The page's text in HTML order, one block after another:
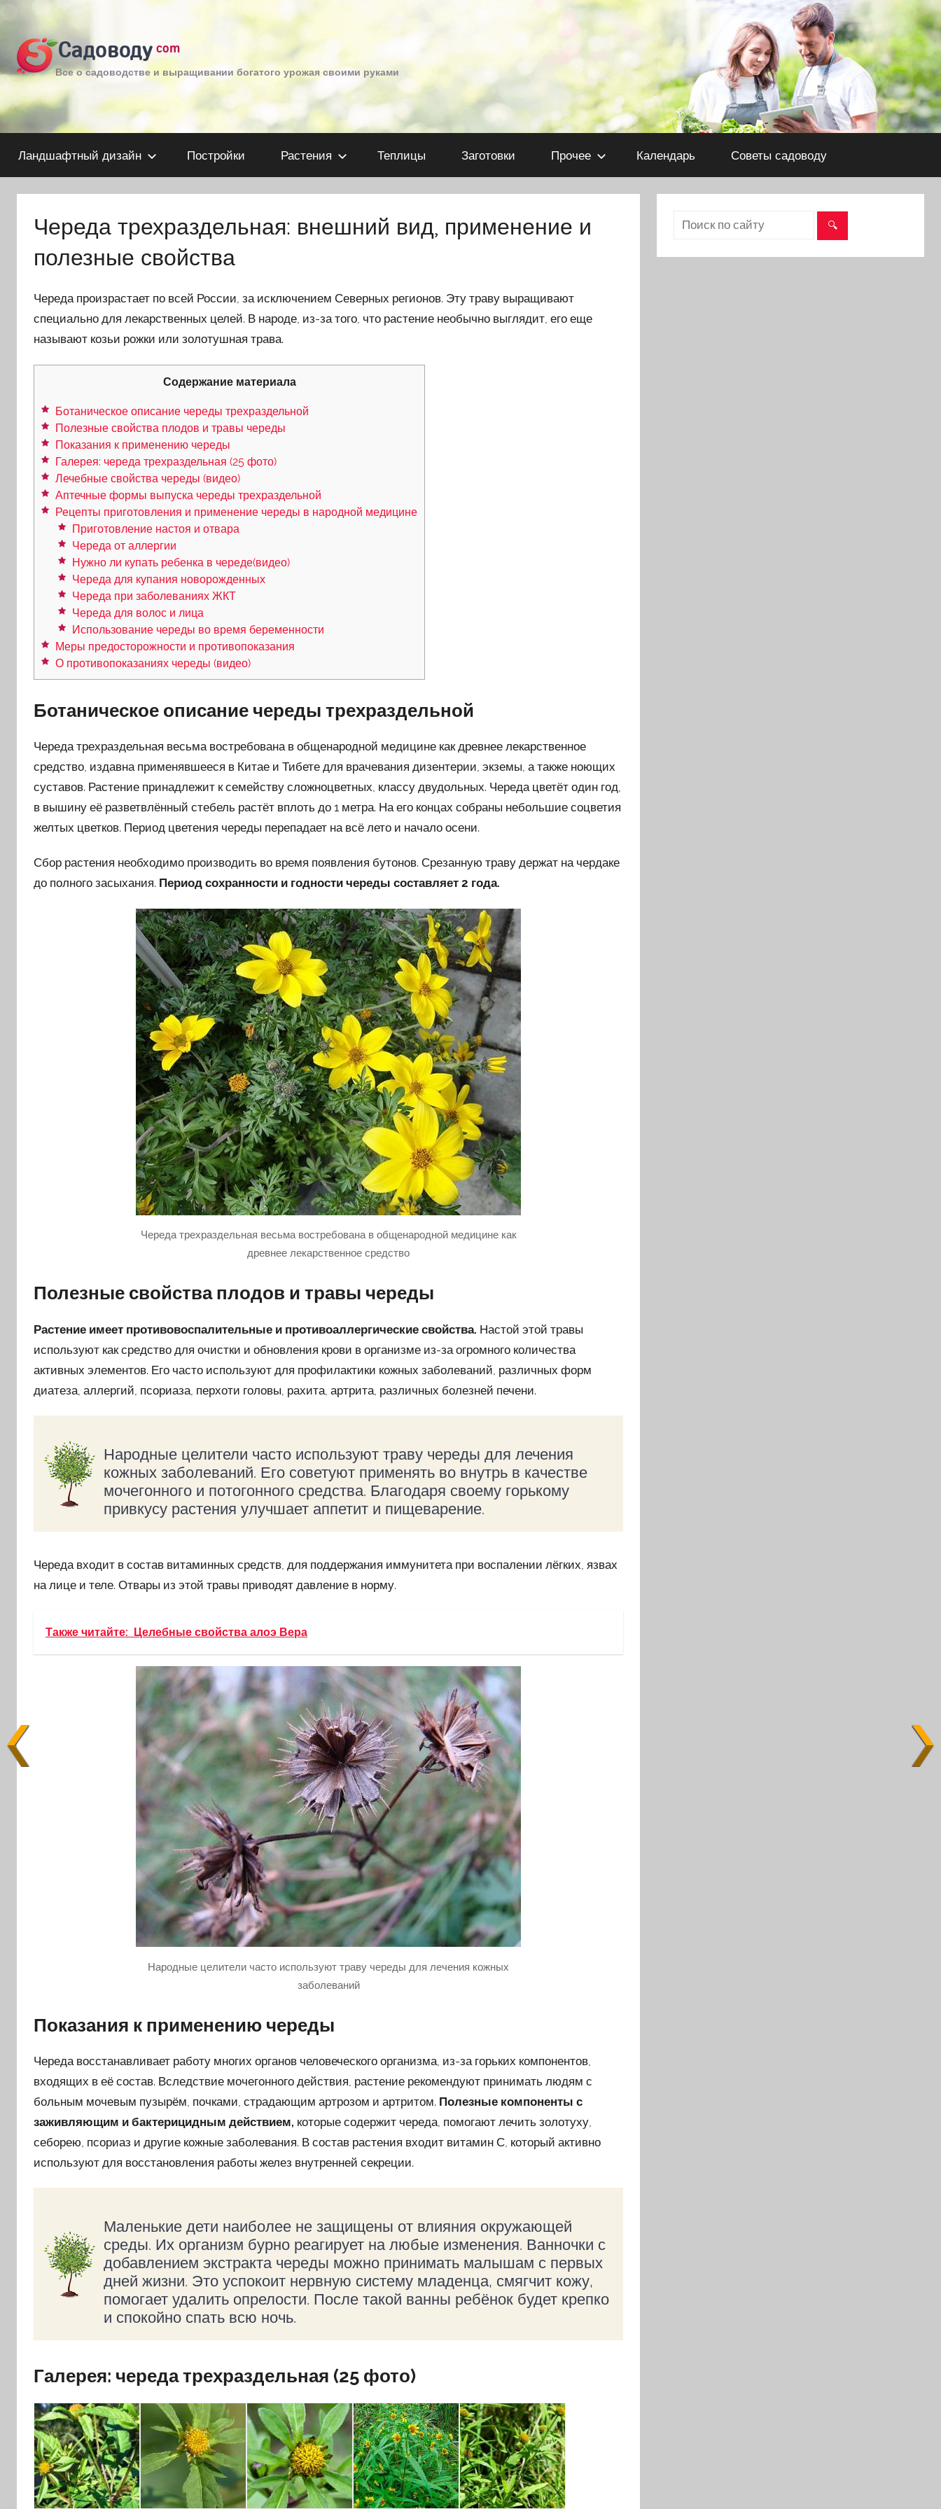
содержимомуСадоводу com
Все о садоводстве и выращивании богатого урожая своими руками
Ландшафтный дизайн Постройки Растения Теплицы Заготовки Прочее Календарь Советы садоводу
Череда трехраздельная: внешний вид, применение и
полезные свойства
Череда произрастает по всей России, за исключением Северных регионов. Эту траву выращивают
специально для лекарственных целей. В народе, из-за того, что растение необычно выглядит, его еще
называют козьи рожки или золотушная трава.
Содержание материала
Ботаническое описание череды трехраздельной
Полезные свойства плодов и травы череды
Показания к применению череды
Галерея: череда трехраздельная (25 фото)
Лечебные свойства череды (видео)
Аптечные формы выпуска череды трехраздельной
Рецепты приготовления и применение череды в народной медицине
Приготовление настоя и отвара
Череда от аллергии
Нужно ли купать ребенка в череде(видео)
Череда для купания новорожденных
Череда при заболеваниях ЖКТ
Череда для волос и лица
Использование череды во время беременности
Меры предосторожности и противопоказания
О противопоказаниях череды (видео)
Ботаническое описание череды трехраздельной
Череда трехраздельная весьма востребована в общенародной медицине как древнее лекарственное
средство, издавна применявшееся в Китае и Тибете для врачевания дизентерии, экземы, а также ноющих
суставов. Растение принадлежит к семейству сложноцветных, классу двудольных. Череда цветёт один год,
в вышину её разветвлённый стебель растёт вплоть до 1 метра. На его концах собраны небольшие соцветия
желтых цветков. Период цветения череды перепадает на всё лето и начало осени.
Сбор растения необходимо производить во время появления бутонов. Срезанную траву держат на чердаке
до полного засыхания. Период сохранности и годности череды составляет 2 года.
Череда трехраздельная весьма востребована в общенародной медицине как
древнее лекарственное средство
Полезные свойства плодов и травы череды
Растение имеет противовоспалительные и противоаллергические свойства. Настой этой травы
используют как средство для очистки и обновления крови в организме из-за огромного количества
активных элементов. Его часто используют для профилактики кожных заболеваний, различных форм
диатеза, аллергий, псориаза, перхоти головы, рахита, артрита, различных болезней печени.
Народные целители часто используют траву череды для лечения
кожных заболеваний. Его советуют применять во внутрь в качестве
мочегонного и потогонного средства. Благодаря своему горькому
привкусу растения улучшает аппетит и пищеварение.
Череда входит в состав витаминных средств, для поддержания иммунитета при воспалении лёгких, язвах
на лице и теле. Отвары из этой травы приводят давление в норму.
Также читайте: Целебные свойства алоэ Вера
Народные целители часто используют траву череды для лечения кожных
заболеваний
Показания к применению череды
Череда восстанавливает работу многих органов человеческого организма, из-за горьких компонентов,
входящих в её состав. Вследствие мочегонного действия, растение рекомендуют принимать людям с
больным мочевым пузырём, почками, страдающим артрозом и артритом. Полезные компоненты с
заживляющим и бактерицидным действием, которые содержит череда, помогают лечить золотуху,
себорею, псориаз и другие кожные заболевания. В состав растения входит витамин С, который активно
используют для восстановления работы желез внутренней секреции.
Маленькие дети наиболее не защищены от влияния окружающей
среды. Их организм бурно реагирует на любые изменения. Ванночки с
добавлением экстракта череды можно принимать малышам с первых
дней жизни. Это успокоит нервную систему младенца, смягчит кожу,
помогает удалить опрелости. После такой ванны ребёнок будет крепко
и спокойно спать всю ночь.
Галерея: череда трехраздельная (25 фото)